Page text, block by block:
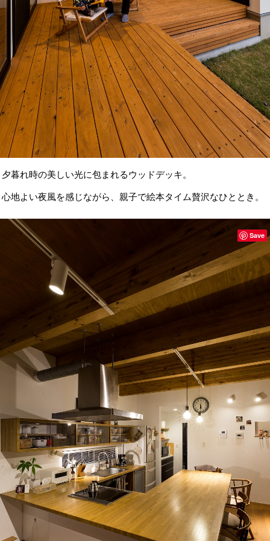
夕暮れ時の美しい光に包まれるウッドデッキ。
心地よい夜風を感じながら、親子で絵本タイム贅沢なひととき。
Save